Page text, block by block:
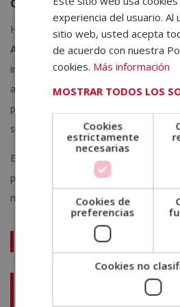
Herramientas como
Google
Analytics y Looker Studioofrecen
implementar analítica avanzada.
automatización comoSegment,
permiten integrar datos y crear flujos
sin necesidad de intervención manual.
Estas herramientas no solo facilitan el
permiten escalarlo y adaptarlo a
marketing, ventas, soporte y
Te puede interesar:
¿Por qué estudiar
experiencia del usuario. Al
sitio web, usted acepta
de acuerdo con nuestra
cookies. Más información
MOSTRAR TODOS LOS
Cookies
estrictamente
necesarias
Cookies de
preferencias
Cookies no